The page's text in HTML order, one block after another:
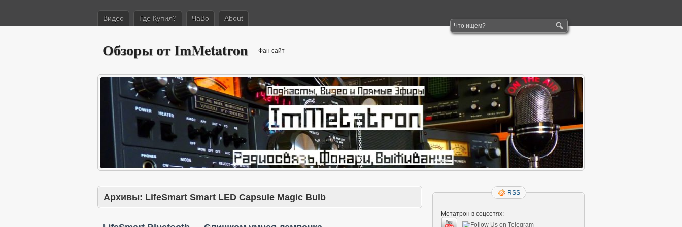
Видео Где Купил? ЧаВо About
Обзоры от ImMetatron Фан сайт
Архивы: LifeSmart Smart LED Capsule Magic Bulb RSS
Метатрон в соцсетях: